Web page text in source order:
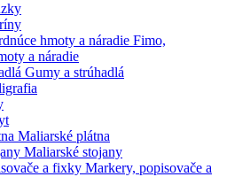
Fimo,
a náradie
Gumy a strúhadlá
Maliarské plátna
Maliarské stojany
Markery, popisovače a